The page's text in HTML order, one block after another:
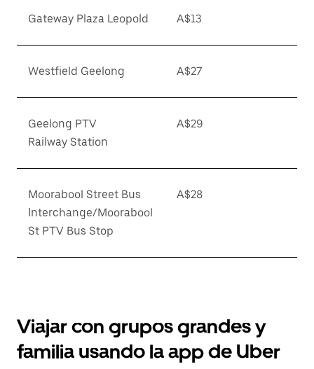
Gateway Plaza Leopold A$13
Westfield Geelong A$27
Geelong PTV
Railway Station
A$29
Moorabool Street Bus
Interchange/Moorabool
St PTV Bus Stop
A$28
Viajar con grupos grandes y
familia usando la app de Uber